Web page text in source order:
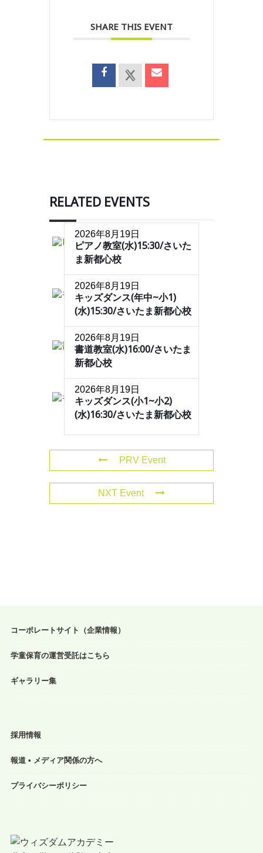
SHARE THIS EVENT
RELATED EVENTS
2026年8月19日
ピアノ教室(水)15:30/さいた
ま新都心校
2026年8月19日
キッズダンス(年中~小1)
(水)15:30/さいたま新都心校
2026年8月19日
書道教室(水)16:00/さいたま
新都心校
2026年8月19日
キッズダンス(小1~小2)
(水)16:30/さいたま新都心校
PRV Event
NXT Event
コーポレートサイト（企業情報）
学童保育の運営受託はこちら
ギャラリー集
採用情報
報道 • メディア関係の方へ
プライバシーポリシー